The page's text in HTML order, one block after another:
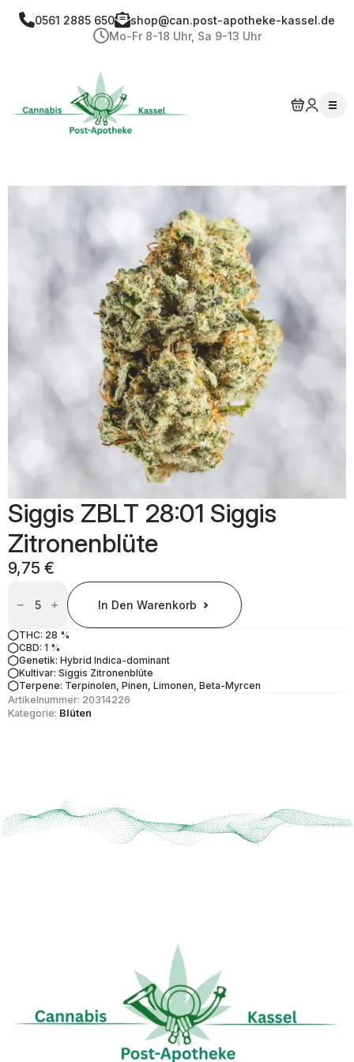
0561 2885 650
shop@can.post-apotheke-kassel.de
Mo-Fr 8-18 Uhr, Sa 9-13 Uhr
Siggis ZBLT 28:01 Siggis
Zitronenblüte
9,75 €
28:01
Zitronenblüte
Menge
In Den Warenkorb
THC: 28 %
CBD: 1 %
Genetik: Hybrid Indica-dominant
Kultivar: Siggis Zitronenblüte
Terpene: Terpinolen, Pinen, Limonen, Beta-Myrcen
Artikelnummer: 20314226
Kategorie: Blüten